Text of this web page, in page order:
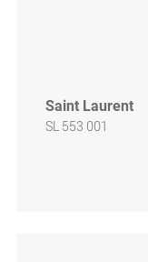
Saint Laurent
SL 553 001